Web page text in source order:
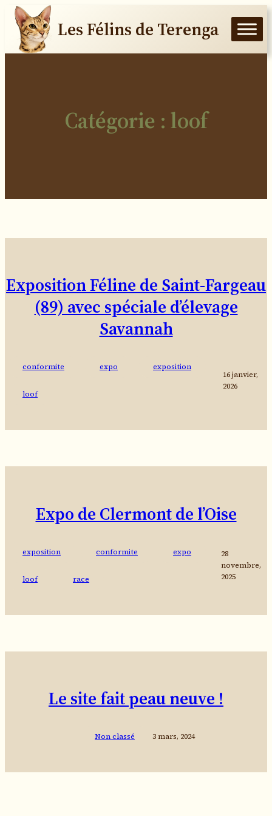
Aller au contenu
Les Félins de Terenga
Catégorie : loof
Exposition Féline de Saint-Fargeau
(89) avec spéciale d’élevage
Savannah
conformite expo exposition
loof
16 janvier,
2026
Expo de Clermont de l’Oise
exposition conformite expo
loof race
28
novembre,
2025
Le site fait peau neuve !
Non classé 3 mars, 2024